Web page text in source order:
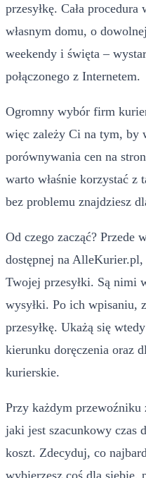
przesyłkę. Cała
własnym domu, o
weekendy i święta –
połączonego z Internetem.
Ogromny wybór firm
więc zależy Ci na tym, by
porównywania cen na
warto właśnie korzystać
bez problemu znajdziesz
Od czego zacząć? Przede
dostępnej na
Twojej przesyłki. Są nimi
wysyłki. Po ich wpisaniu,
przesyłkę. Ukażą się
kierunku doręczenia oraz
kurierskie.
Przy każdym
jaki jest szacunkowy czas
koszt. Zdecyduj, co
wybierzesz coś dla siebie,